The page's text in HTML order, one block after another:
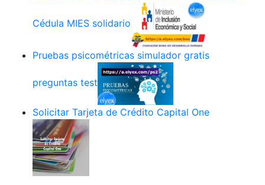
Cédula MIES solidario
Pruebas psicométricas simulador gratis
preguntas test
Solicitar Tarjeta de Crédito Capital One